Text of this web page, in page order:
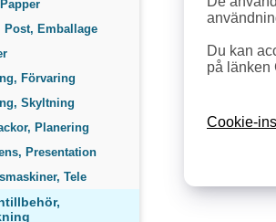
Post, Emballage
Förvaring
Skyltning
Planering
Presentation
Tele
Du kan
på länken
Cookie-